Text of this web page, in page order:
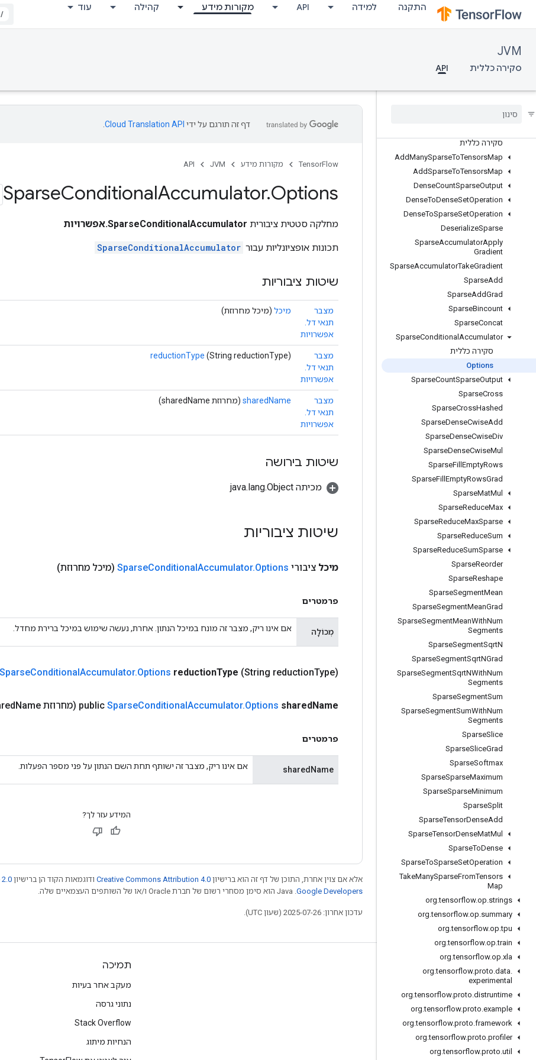
התקנה למידה API מקורות מידע קהילה עוד
/
JVM
סקירה כללית API
org.tensorflow.op.math.special
org.tensorflow.op.nn
org.tensorflow.op.quantization
org.tensorflow.op.ragged
org.tensorflow.op.random
org.tensorflow.op.random.
signal
סקירה כללית
AddManySparseToTensorsMap
AddSparseToTensorsMap
DenseCountSparseOutput
DenseToDenseSetOperation
DenseToSparseSetOperation
DeserializeSparse
SparseAccumulatorApply
Gradient
SparseAccumulatorTakeGradient
SparseAdd
SparseAddGrad
SparseBincount
SparseConcat
SparseConditional Accumulator
סקירה כללית
Options
SparseCountSparseOutput
SparseCross
SparseCrossHashed
SparseDenseCwiseAdd
SparseDenseCwiseDiv
SparseDenseCwiseMul
SparseFill EmptyRows
SparseFill EmptyRowsGrad
SparseMatMul
SparseReduceMax
SparseReduceMaxSparse
SparseReduceSum
SparseReduceSumSparse
SparseReorder
SparseReshape
SparseSegmentMean
SparseSegmentMeanGrad
SparseSegmentMeanWithNum
Segments
SparseSegmentSqrtN
SparseSegmentSqrtNGrad
SparseSegmentSqrtNWithNum
Segments
SparseSegmentSum
SparseSegmentSumWithNum
Segments
SparseSlice
SparseSliceGrad
SparseSoftmax
SparseSparseMaximum
SparseSparseMinimum
SparseSplit
SparseTensorDenseAdd
SparseTensorDenseMatMul
SparseToDense
SparseToSparseSetOperation
TakeManySparseFromTensors
Map
org.tensorflow.op.strings
org.tensorflow.op.summary
org.tensorflow.op.tpu
org.tensorflow.op.train
org.tensorflow.op.xla
org.tensorflow.proto.data.
experimental
org.tensorflow.proto.distruntime
org.tensorflow.proto.example
org.tensorflow.proto.framework
org.tensorflow.proto.profiler
org.tensorflow.proto.util
דף זה תורגם על ידי Cloud Translation API
TensorFlow מקורות מידע JVM
API
SparseConditionalAccumulator.Options
מחלקה סטטית ציבורית SparseConditionalAccumulator.אפשרויות
תכונות אופציונליות עבור SparseConditionalAccumulator
שיטות ציבוריות
מצבר
תנאי דל.
אפשרויות
מיכל (מיכל מחרוזת)
מצבר
תנאי דל.
אפשרויות
reductionType (String reductionType)
מצבר
תנאי דל.
אפשרויות
sharedName (מחרוזת sharedName)
שיטות בירושה
מכיתה java.lang.Object
שיטות ציבוריות
מיכל ציבורי SparseConditionalAccumulator.Options (מיכל מחרוזת)
פרמטרים
מְכוֹלָה אם אינו ריק, מצבר זה מונח במיכל הנתון. אחרת, נעשה שימוש במיכל ברירת מחדל.
SparseConditionalAccumulator.Options reductionType (String reductionType)
public SparseConditionalAccumulator.Options sharedName (מחרוזת shared Name)
פרמטרים
sharedName אם אינו ריק, מצבר זה ישותף תחת השם הנתון על פני מספר הפעלות.
המידע עזר לך?
אלא אם צוין אחרת, התוכן של דף זה הוא ברישיון Creative Commons Attribution 4.0 ודוגמאות הקוד הן ברישיון
Google Developers‏
עדכון אחרון: 2025-07-26 (שעון UTC).
לא להתנתק
בלוג
פורום
GitHub
Twitter
תמיכה
מעקב אחר בעיות
נתוני גרסה
Stack Overflow
הנחיות מיתוג